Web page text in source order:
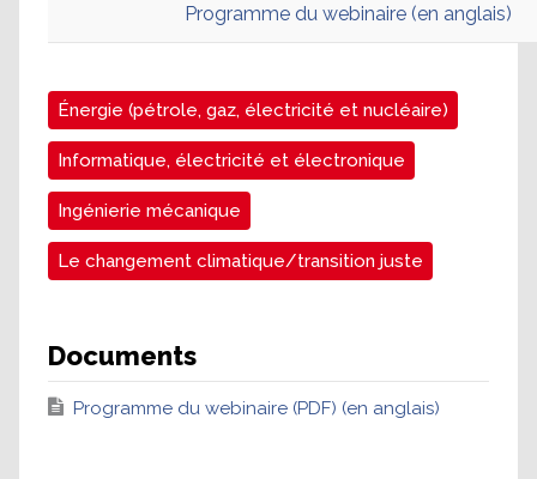
Programme du webinaire (en anglais)
Énergie (pétrole, gaz, électricité et nucléaire)
Informatique, électricité et électronique
Ingénierie mécanique
Le changement climatique/transition juste
Documents
Programme du webinaire (PDF) (en anglais)